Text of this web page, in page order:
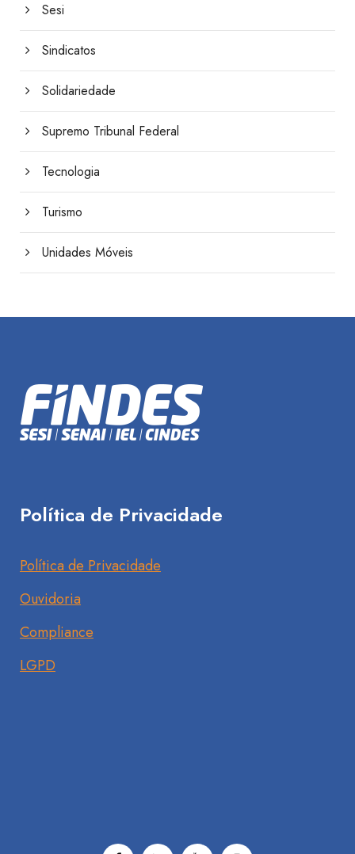
Sesi
Sindicatos
Solidariedade
Supremo Tribunal Federal
Tecnologia
Turismo
Unidades Móveis
Política de Privacidade
Política de Privacidade
Ouvidoria
Compliance
LGPD